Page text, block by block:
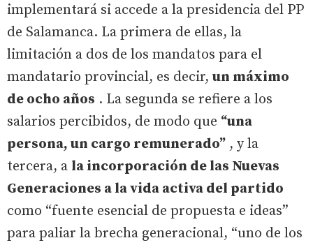
implementará si accede a la presidencia del PP
de Salamanca. La primera de ellas, la
limitación a dos de los mandatos para el
mandatario provincial, es decir, un máximo
de ocho años . La segunda se refiere a los
salarios percibidos, de modo que “una
persona, un cargo remunerado” , y la
tercera, a la incorporación de las Nuevas
Generaciones a la vida activa del partido
como “fuente esencial de propuesta e ideas”
para paliar la brecha generacional, “uno de los